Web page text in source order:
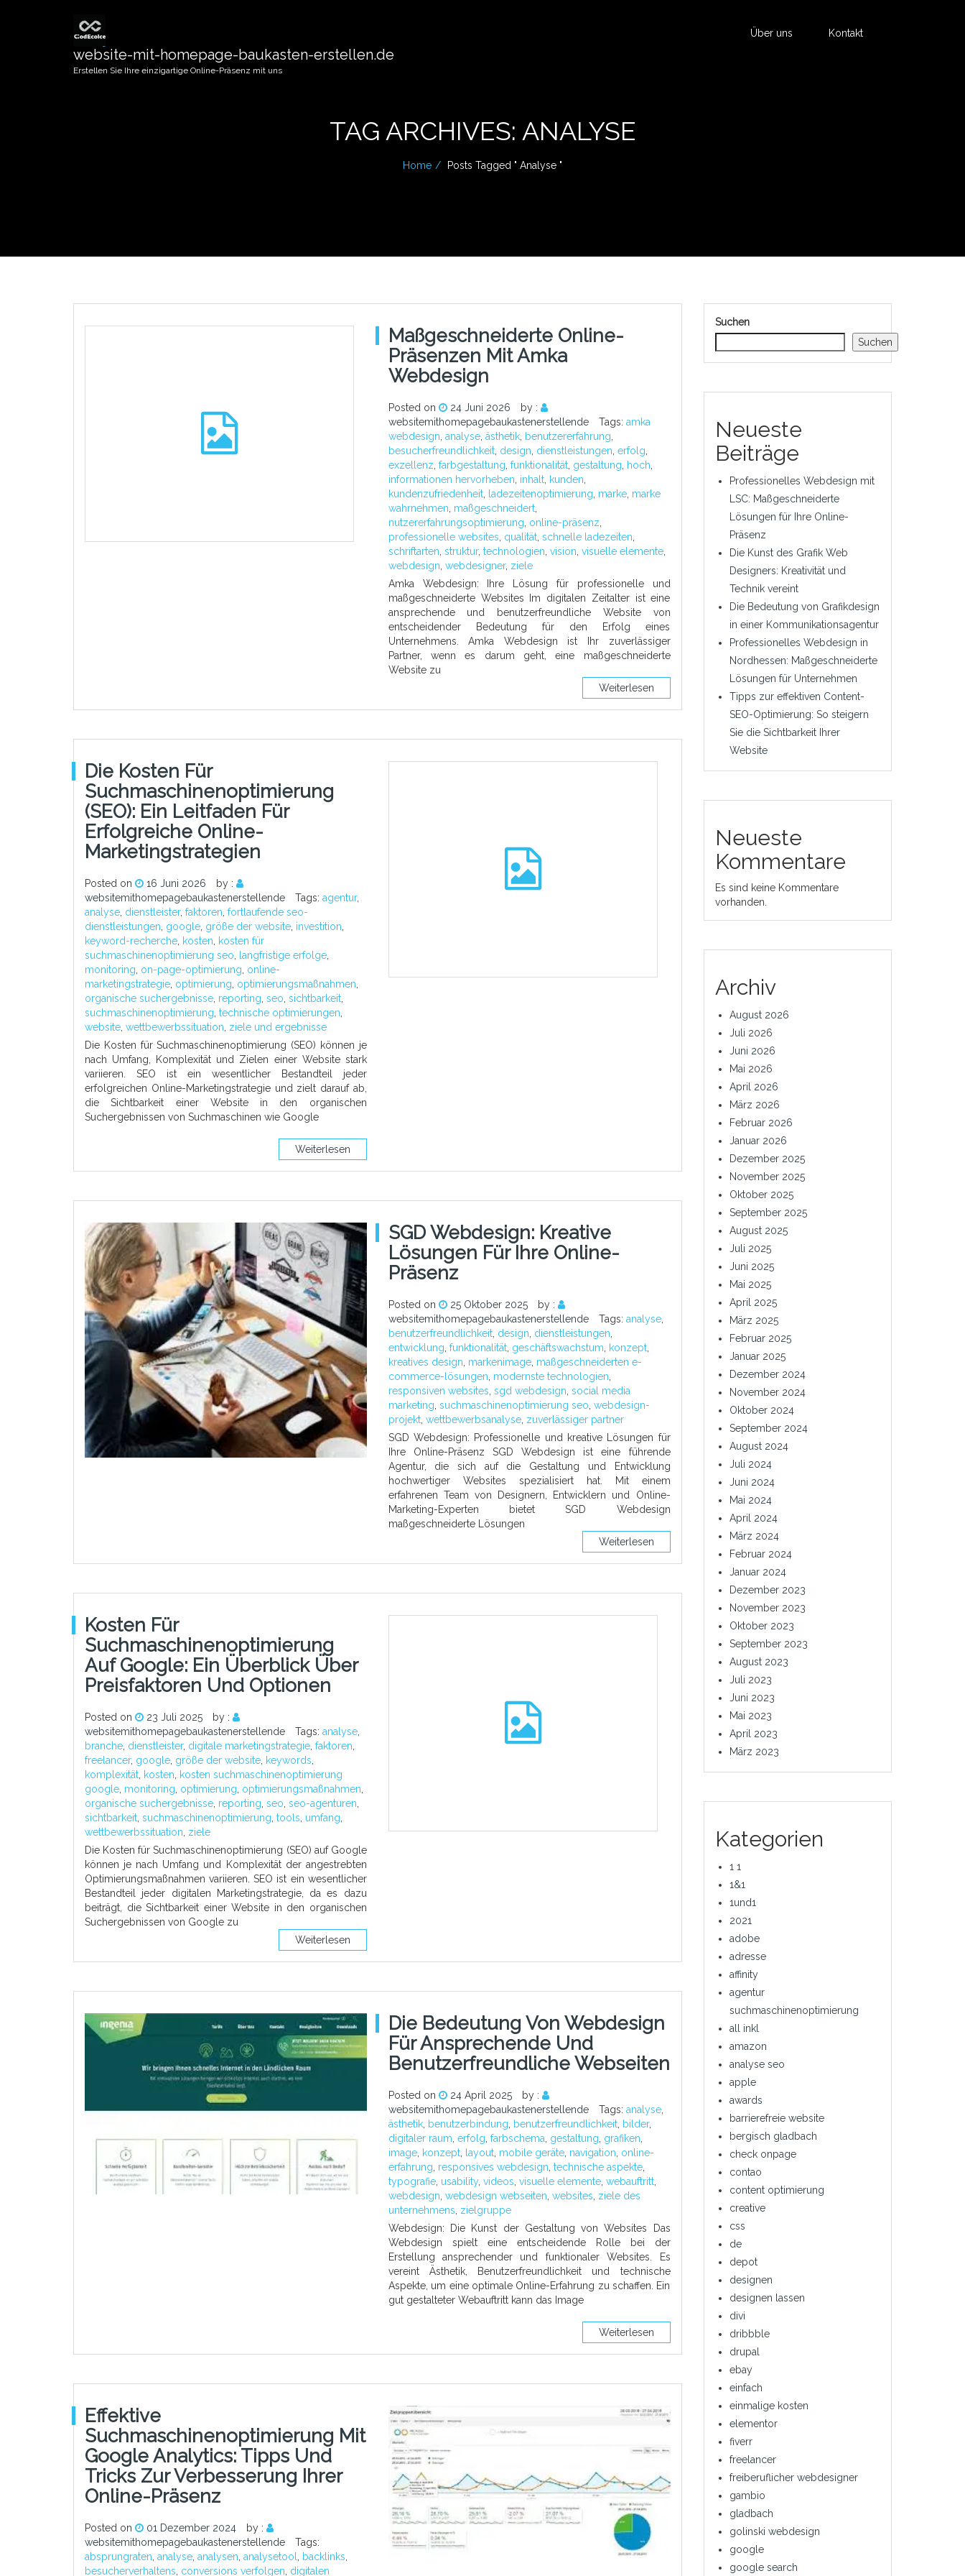
website-mit-homepage-baukasten-erstellen.de
Erstellen Sie Ihre einzigartige Online-Präsenz mit uns
Über uns Kontakt
TAG ARCHIVES: ANALYSE
Home Posts Tagged " Analyse "
Maßgeschneiderte Online-
Präsenzen Mit Amka
Webdesign
Posted on 24 Juni 2026
by :
websitemithomepagebaukastenerstellende
Tags: amka
webdesign analyse, ästhetik, benutzererfahrung
besucherfreundlichkeit, design dienstleistungen erfolg
exzellenz farbgestaltung funktionalität, gestaltung hoch
informationen hervorheben inhalt, kunden
kundenzufriedenheit, ladezeitenoptimierung marke, marke
wahrnehmen maßgeschneidert,
nutzererfahrungsoptimierung online-präsenz
professionelle websites qualität, schnelle ladezeiten
schriftarten struktur, technologien vision visuelle elemente,
webdesign webdesigner, ziele
Amka Webdesign: Ihre Lösung für professionelle und
maßgeschneiderte Websites Im digitalen Zeitalter ist eine
ansprechende und benutzerfreundliche Website von
entscheidender Bedeutung für den Erfolg eines
Unternehmens. Amka Webdesign ist Ihr zuverlässiger
Partner, wenn es darum geht, eine maßgeschneiderte
Website zu
Weiterlesen
Die Kosten Für
Suchmaschinenoptimierung
(SEO): Ein Leitfaden Für
Erfolgreiche Online-
Marketingstrategien
Posted on 16 Juni 2026
by :
websitemithomepagebaukastenerstellende
Tags: agentur,
analyse dienstleister, faktoren fortlaufende seo-
dienstleistungen google größe der website investition
keyword-recherche kosten
kosten für
suchmaschinenoptimierung seo
langfristige erfolge
monitoring on-page-optimierung online-
marketingstrategie optimierung optimierungsmaßnahmen
organische suchergebnisse reporting seo sichtbarkeit
suchmaschinenoptimierung technische optimierungen
website wettbewerbssituation ziele und ergebnisse
Die Kosten für Suchmaschinenoptimierung (SEO) können je
nach Umfang, Komplexität und Zielen einer Website stark
variieren. SEO ist ein wesentlicher Bestandteil jeder
erfolgreichen Online-Marketingstrategie und zielt darauf ab,
die Sichtbarkeit einer Website in den organischen
Suchergebnissen von Suchmaschinen wie Google
Weiterlesen
SGD Webdesign: Kreative
Lösungen Für Ihre Online-
Präsenz
Posted on 25 Oktober 2025
by :
websitemithomepagebaukastenerstellende
Tags: analyse,
benutzerfreundlichkeit, design dienstleistungen
entwicklung funktionalität, geschäftswachstum konzept,
kreatives design markenimage, maßgeschneiderten e-
commerce-lösungen modernste technologien
responsiven websites sgd webdesign social media
marketing suchmaschinenoptimierung seo webdesign-
projekt, wettbewerbsanalyse, zuverlässiger partner
SGD Webdesign: Professionelle und kreative Lösungen für
Ihre Online-Präsenz SGD Webdesign ist eine führende
Agentur, die sich auf die Gestaltung und Entwicklung
hochwertiger Websites spezialisiert hat. Mit einem
erfahrenen Team von Designern, Entwicklern und Online-
Marketing-Experten bietet SGD Webdesign
maßgeschneiderte Lösungen
Weiterlesen
Kosten Für
Suchmaschinenoptimierung
Auf Google: Ein Überblick Über
Preisfaktoren Und Optionen
Posted on 23 Juli 2025
by :
websitemithomepagebaukastenerstellende
Tags: analyse
branche dienstleister, digitale marketingstrategie faktoren
freelancer, google größe der website keywords
komplexität kosten
kosten suchmaschinenoptimierung
google monitoring optimierung optimierungsmaßnahmen
organische suchergebnisse reporting seo seo-agenturen
sichtbarkeit suchmaschinenoptimierung tools umfang
wettbewerbssituation ziele
Die Kosten für Suchmaschinenoptimierung (SEO) auf Google
können je nach Umfang und Komplexität der angestrebten
Optimierungsmaßnahmen variieren. SEO ist ein wesentlicher
Bestandteil jeder digitalen Marketingstrategie, da es dazu
beiträgt, die Sichtbarkeit einer Website in den organischen
Suchergebnissen von Google zu
Weiterlesen
Die Bedeutung Von Webdesign
Für Ansprechende Und
Benutzerfreundliche Webseiten
Posted on 24 April 2025
by :
websitemithomepagebaukastenerstellende
Tags: analyse,
ästhetik, benutzerbindung benutzerfreundlichkeit, bilder,
digitaler raum erfolg farbschema gestaltung grafiken
image, konzept, layout, mobile geräte, navigation online-
erfahrung responsives webdesign technische aspekte,
typografie, usability, videos visuelle elemente, webauftritt,
webdesign webdesign webseiten websites ziele des
unternehmens zielgruppe
Webdesign: Die Kunst der Gestaltung von Websites Das
Webdesign spielt eine entscheidende Rolle bei der
Erstellung ansprechender und funktionaler Websites. Es
vereint Ästhetik, Benutzerfreundlichkeit und technische
Aspekte, um eine optimale Online-Erfahrung zu schaffen. Ein
gut gestalteter Webauftritt kann das Image
Weiterlesen
Effektive
Suchmaschinenoptimierung Mit
Google Analytics: Tipps Und
Tricks Zur Verbesserung Ihrer
Online-Präsenz
Posted on 01 Dezember 2024
by :
websitemithomepagebaukastenerstellende
Tags:
absprungraten analyse analysen analysetool backlinks
besucherverhaltens conversions verfolgen digitalen
Suchen
Suchen
Neueste
Beiträge
Professionelles Webdesign mit
LSC: Maßgeschneiderte
Lösungen für Ihre Online-
Präsenz
Die Kunst des Grafik Web
Designers: Kreativität und
Technik vereint
Die Bedeutung von Grafikdesign
in einer Kommunikationsagentur
Professionelles Webdesign in
Nordhessen: Maßgeschneiderte
Lösungen für Unternehmen
Tipps zur effektiven Content-
SEO-Optimierung: So steigern
Sie die Sichtbarkeit Ihrer
Website
Neueste
Kommentare
Es sind keine Kommentare
vorhanden.
Archiv
August 2026
Juli 2026
Juni 2026
Mai 2026
April 2026
März 2026
Februar 2026
Januar 2026
Dezember 2025
November 2025
Oktober 2025
September 2025
August 2025
Juli 2025
Juni 2025
Mai 2025
April 2025
März 2025
Februar 2025
Januar 2025
Dezember 2024
November 2024
Oktober 2024
September 2024
August 2024
Juli 2024
Juni 2024
Mai 2024
April 2024
März 2024
Februar 2024
Januar 2024
Dezember 2023
November 2023
Oktober 2023
September 2023
August 2023
Juli 2023
Juni 2023
Mai 2023
April 2023
März 2023
Kategorien
1 1
1&1
1und1
2021
adobe
adresse
affinity
agentur
suchmaschinenoptimierung
all inkl
amazon
analyse seo
apple
awards
barrierefreie website
bergisch gladbach
check onpage
contao
content optimierung
creative
css
de
depot
designen
designen lassen
divi
dribbble
drupal
ebay
einfach
einmalige kosten
elementor
fiverr
freelancer
freiberuflicher webdesigner
gambio
gladbach
golinski webdesign
google
google search